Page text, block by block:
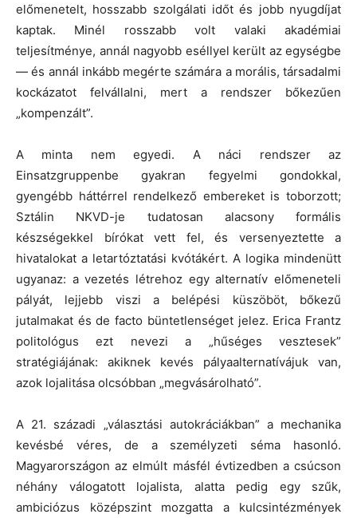
előmenetelt, hosszabb szolgálati időt és jobb nyugdíjat
kaptak. Minél rosszabb volt valaki akadémiai
teljesítménye, annál nagyobb eséllyel került az egységbe
— és annál inkább megérte számára a morális, társadalmi
kockázatot felvállalni, mert a rendszer bőkezűen
„kompenzált”.
A minta nem egyedi. A náci rendszer az
Einsatzgruppenbe gyakran fegyelmi gondokkal,
gyengébb háttérrel rendelkező embereket is toborzott;
Sztálin NKVD-je tudatosan alacsony formális
készségekkel bírókat vett fel, és versenyeztette a
hivatalokat a letartóztatási kvótákért. A logika mindenütt
ugyanaz: a vezetés létrehoz egy alternatív előmeneteli
pályát, lejjebb viszi a belépési küszöböt, bőkezű
jutalmakat és de facto büntetlenséget jelez. Erica Frantz
politológus ezt nevezi a „hűséges vesztesek”
stratégiájának: akiknek kevés pályaalternatívájuk van,
azok lojalitása olcsóbban „megvásárolható”.
A 21. századi „választási autokráciákban” a mechanika
kevésbé véres, de a személyzeti séma hasonló.
Magyarországon az elmúlt másfél évtizedben a csúcson
néhány válogatott lojalista, alatta pedig egy szűk,
ambiciózus középszint mozgatta a kulcsintézmények